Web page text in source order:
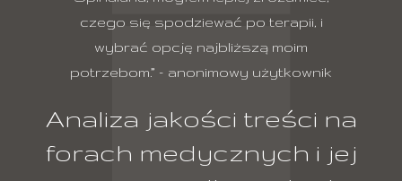
czego się spodziewać po terapii, i
wybrać opcję najbliższą moim
potrzebom.” – anonimowy użytkownik
Analiza jakości treści na
forach medycznych i jej